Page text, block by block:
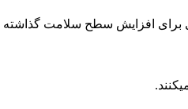
برای افزایش سطح سلامت